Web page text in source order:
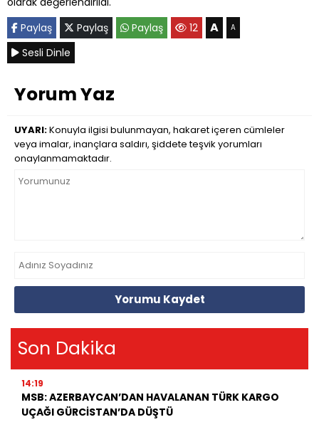
Paylaş
Paylaş Paylaş 12 A A
Sesli Dinle
Yorum Yaz
UYARI:Konuyla ilgisi bulunmayan, hakaret içeren cümleler
veya imalar, inançlara saldırı, şiddete teşvik yorumları
onaylanmamaktadır.
Yorumu Kaydet
Son Dakika
14:19
MSB: AZERBAYCAN’DAN HAVALANAN TÜRK KARGO
UÇAĞI GÜRCİSTAN’DA DÜŞTÜ